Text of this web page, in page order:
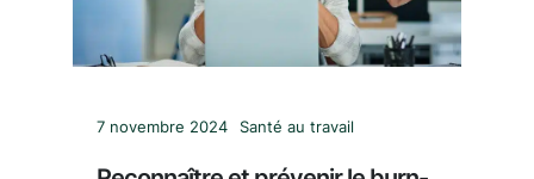
7 novembre 2024 Santé au travail